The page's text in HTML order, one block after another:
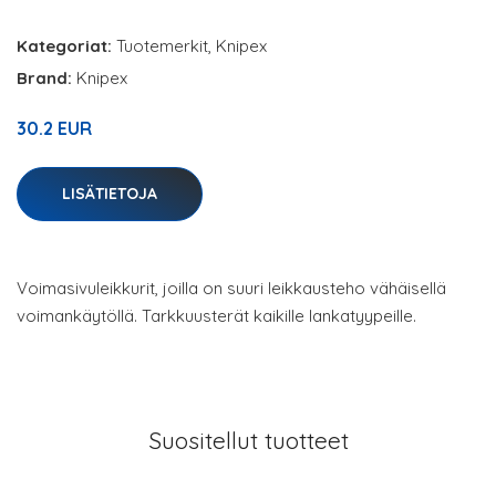
Kategoriat: Tuotemerkit, Knipex
Brand: Knipex
30.2 EUR
LISÄTIETOJA
Voimasivuleikkurit, joilla on suuri leikkausteho vähäisellä
voimankäytöllä. Tarkkuusterät kaikille lankatyypeille.
Suositellut tuotteet